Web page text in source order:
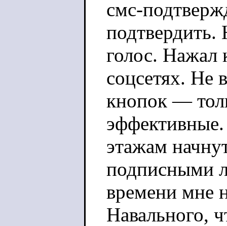
смс-
голос. Нажал
соцсетях. Не
кнопок —
этажам
подписными
времени мне
Навального,